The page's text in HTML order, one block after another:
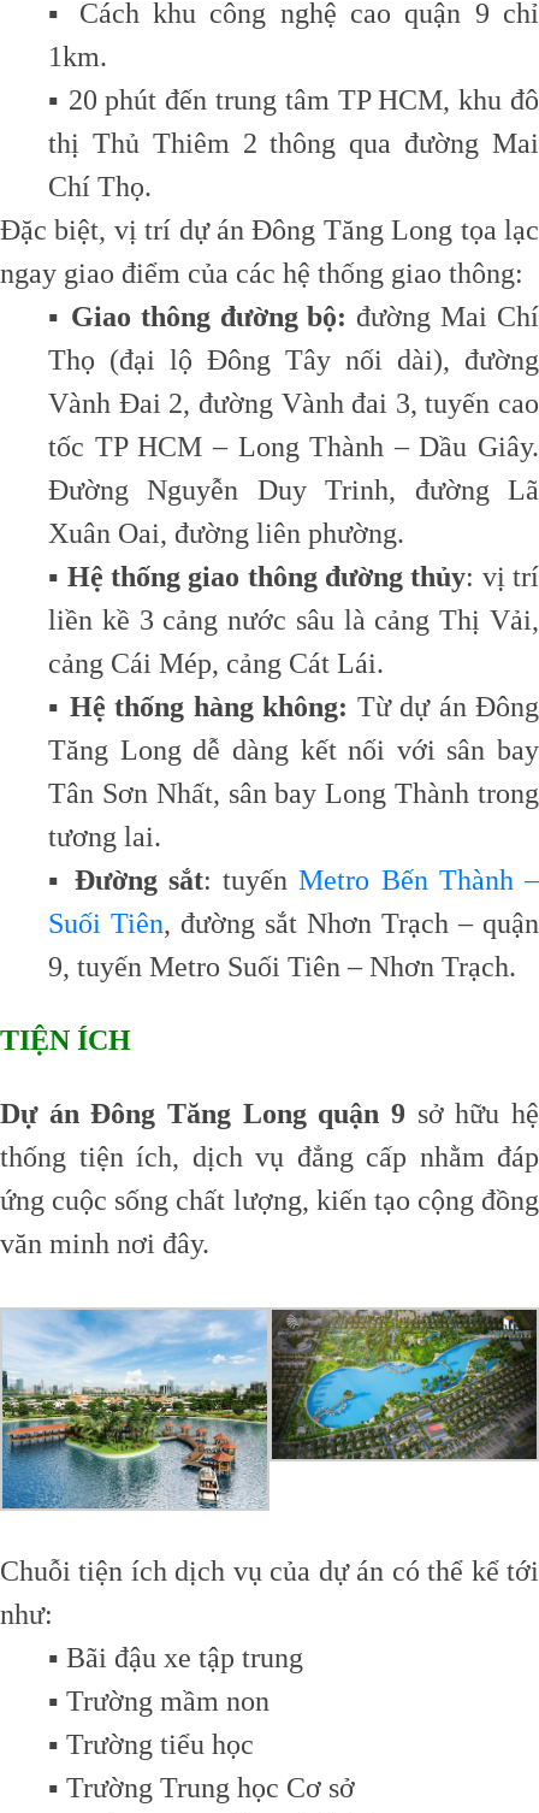
▪️ Cách khu công nghệ cao quận 9 chỉ
1km.
▪️ 20 phút đến trung tâm TP HCM, khu đô
thị Thủ Thiêm 2 thông qua đường Mai
Chí Thọ.
Đặc biệt, vị trí dự án Đông Tăng Long tọa lạc
ngay giao điểm của các hệ thống giao thông:
▪️ Giao thông đường bộ: đường Mai Chí
Thọ (đại lộ Đông Tây nối dài), đường
Vành Đai 2, đường Vành đai 3, tuyến cao
tốc TP HCM – Long Thành – Dầu Giây.
Đường Nguyễn Duy Trinh, đường Lã
Xuân Oai, đường liên phường.
▪️ Hệ thống giao thông đường thủy: vị trí
liền kề 3 cảng nước sâu là cảng Thị Vải,
cảng Cái Mép, cảng Cát Lái.
▪️ Hệ thống hàng không: Từ dự án Đông
Tăng Long dễ dàng kết nối với sân bay
Tân Sơn Nhất, sân bay Long Thành trong
tương lai.
▪️ Đường sắt: tuyếnMetro Bến Thành –
Suối Tiên, đường sắt Nhơn Trạch – quận
9, tuyến Metro Suối Tiên – Nhơn Trạch.
TIỆN ÍCH
Dự án Đông Tăng Long quận 9 sở hữu hệ
thống tiện ích, dịch vụ đẳng cấp nhằm đáp
ứng cuộc sống chất lượng, kiến tạo cộng đồng
văn minh nơi đây.
Chuỗi tiện ích dịch vụ của dự án có thể kể tới
như:
▪️ Bãi đậu xe tập trung
▪️ Trường mầm non
▪️ Trường tiểu học
▪️ Trường Trung học Cơ sở